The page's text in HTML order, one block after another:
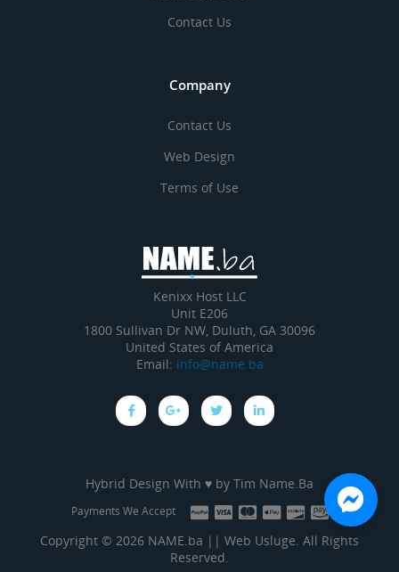
Contact Us
Company
Contact Us
Web Design
Terms of Use
Kenixx Host LLC
Unit E206
1800 Sullivan Dr NW, Duluth, GA 30096
United States of America
Email: info@name.ba
Hybrid Design With ♥ by Tim Name.Ba
Payments We Accept
Copyright © 2026 NAME.ba || Web Usluge. All Rights
Reserved.